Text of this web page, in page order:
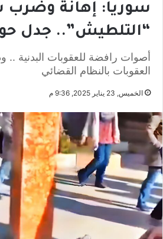
سوريا: إهانة وضرب
“التلطيش”.. جدل
أصوات رافضة للعقوبات البدنية
العقوبات بالنظام القضائي
الخميس, 23 يناير 2025, 9:36 م